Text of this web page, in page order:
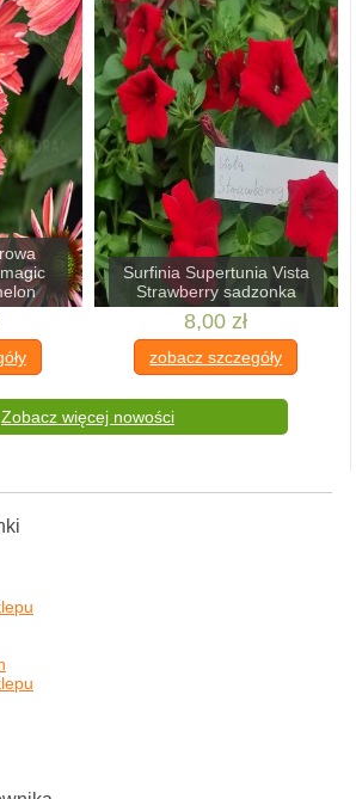
Surfinia Supertunia Vista
Strawberry sadzonka
8,00 zł
zobacz szczegóły
Zobacz więcej nowości